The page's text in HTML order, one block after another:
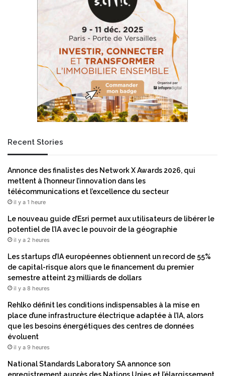
Recent Stories
Annonce des finalistes des Network X Awards 2026, qui
mettent à l’honneur l’innovation dans les
télécommunications et l’excellence du secteur
il y a 1 heure
Le nouveau guide d’Esri permet aux utilisateurs de libérer le
potentiel de l’IA avec le pouvoir de la géographie
il y a 2 heures
Les startups d’IA européennes obtiennent un record de 55%
de capital-risque alors que le financement du premier
semestre atteint 23 milliards de dollars
il y a 8 heures
Rehlko définit les conditions indispensables à la mise en
place d’une infrastructure électrique adaptée à l’IA, alors
que les besoins énergétiques des centres de données
évoluent
il y a 9 heures
National Standards Laboratory SA annonce son